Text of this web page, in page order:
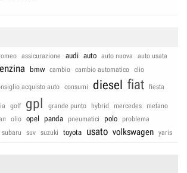
assicurazione audi auto auto nuova
auto usata
bmw cambio cambio automatico clio
acquisto auto consumi diesel fiat fiesta
golf gpl grande punto hybrid mercedes
metano
olio opel panda pneumatici polo
problema
subaru suv suzuki toyota usato volkswagen yaris